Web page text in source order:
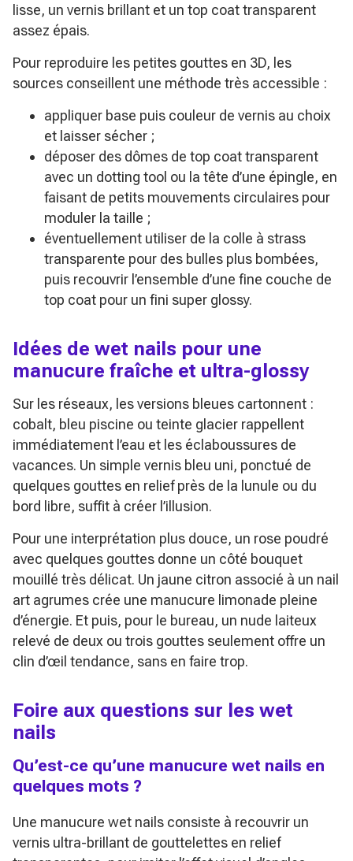
lisse, un vernis brillant et un top coat transparent
assez épais.
Pour reproduire les petites gouttes en 3D, les
sources conseillent une méthode très accessible :
appliquer base puis couleur de vernis au choix
et laisser sécher ;
déposer des dômes de top coat transparent
avec un dotting tool ou la tête d’une épingle, en
faisant de petits mouvements circulaires pour
moduler la taille ;
éventuellement utiliser de la colle à strass
transparente pour des bulles plus bombées,
puis recouvrir l’ensemble d’une fine couche de
top coat pour un fini super glossy.
Idées de wet nails pour une
manucure fraîche et ultra-glossy
Sur les réseaux, les versions bleues cartonnent :
cobalt, bleu piscine ou teinte glacier rappellent
immédiatement l’eau et les éclaboussures de
vacances. Un simple vernis bleu uni, ponctué de
quelques gouttes en relief près de la lunule ou du
bord libre, suffit à créer l’illusion.
Pour une interprétation plus douce, un rose poudré
avec quelques gouttes donne un côté bouquet
mouillé très délicat. Un jaune citron associé à un nail
art agrumes crée une manucure limonade pleine
d’énergie. Et puis, pour le bureau, un nude laiteux
relevé de deux ou trois gouttes seulement offre un
clin d’œil tendance, sans en faire trop.
Foire aux questions sur les wet
nails
Qu’est-ce qu’une manucure wet nails en
quelques mots ?
Une manucure wet nails consiste à recouvrir un
vernis ultra-brillant de gouttelettes en relief